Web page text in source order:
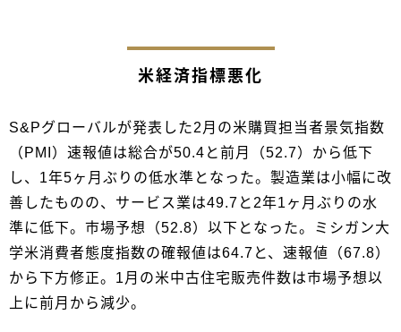
米経済指標悪化
S&Pグローバルが発表した2月の米購買担当者景気指数
（PMI）速報値は総合が50.4と前月（52.7）から低下
し、1年5ヶ月ぶりの低水準となった。製造業は小幅に改
善したものの、サービス業は49.7と2年1ヶ月ぶりの水
準に低下。市場予想（52.8）以下となった。ミシガン大
学米消費者態度指数の確報値は64.7と、速報値（67.8）
から下方修正。1月の米中古住宅販売件数は市場予想以
上に前月から減少。